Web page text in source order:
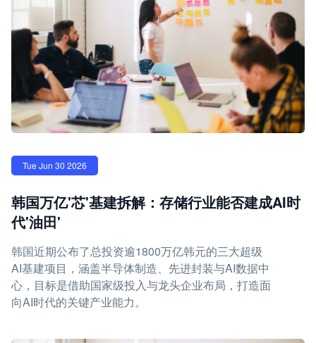
Tue Jun 30 2026
韩国万亿'芯'基建拆解：存储行业能否建成AI时
代'油田'
韩国近期公布了总投资逾1800万亿韩元的三大超级
AI基建项目，涵盖半导体制造、先进封装与AI数据中
心，目标是借助国家级投入与龙头企业布局，打造面
向AI时代的关键产业能力。